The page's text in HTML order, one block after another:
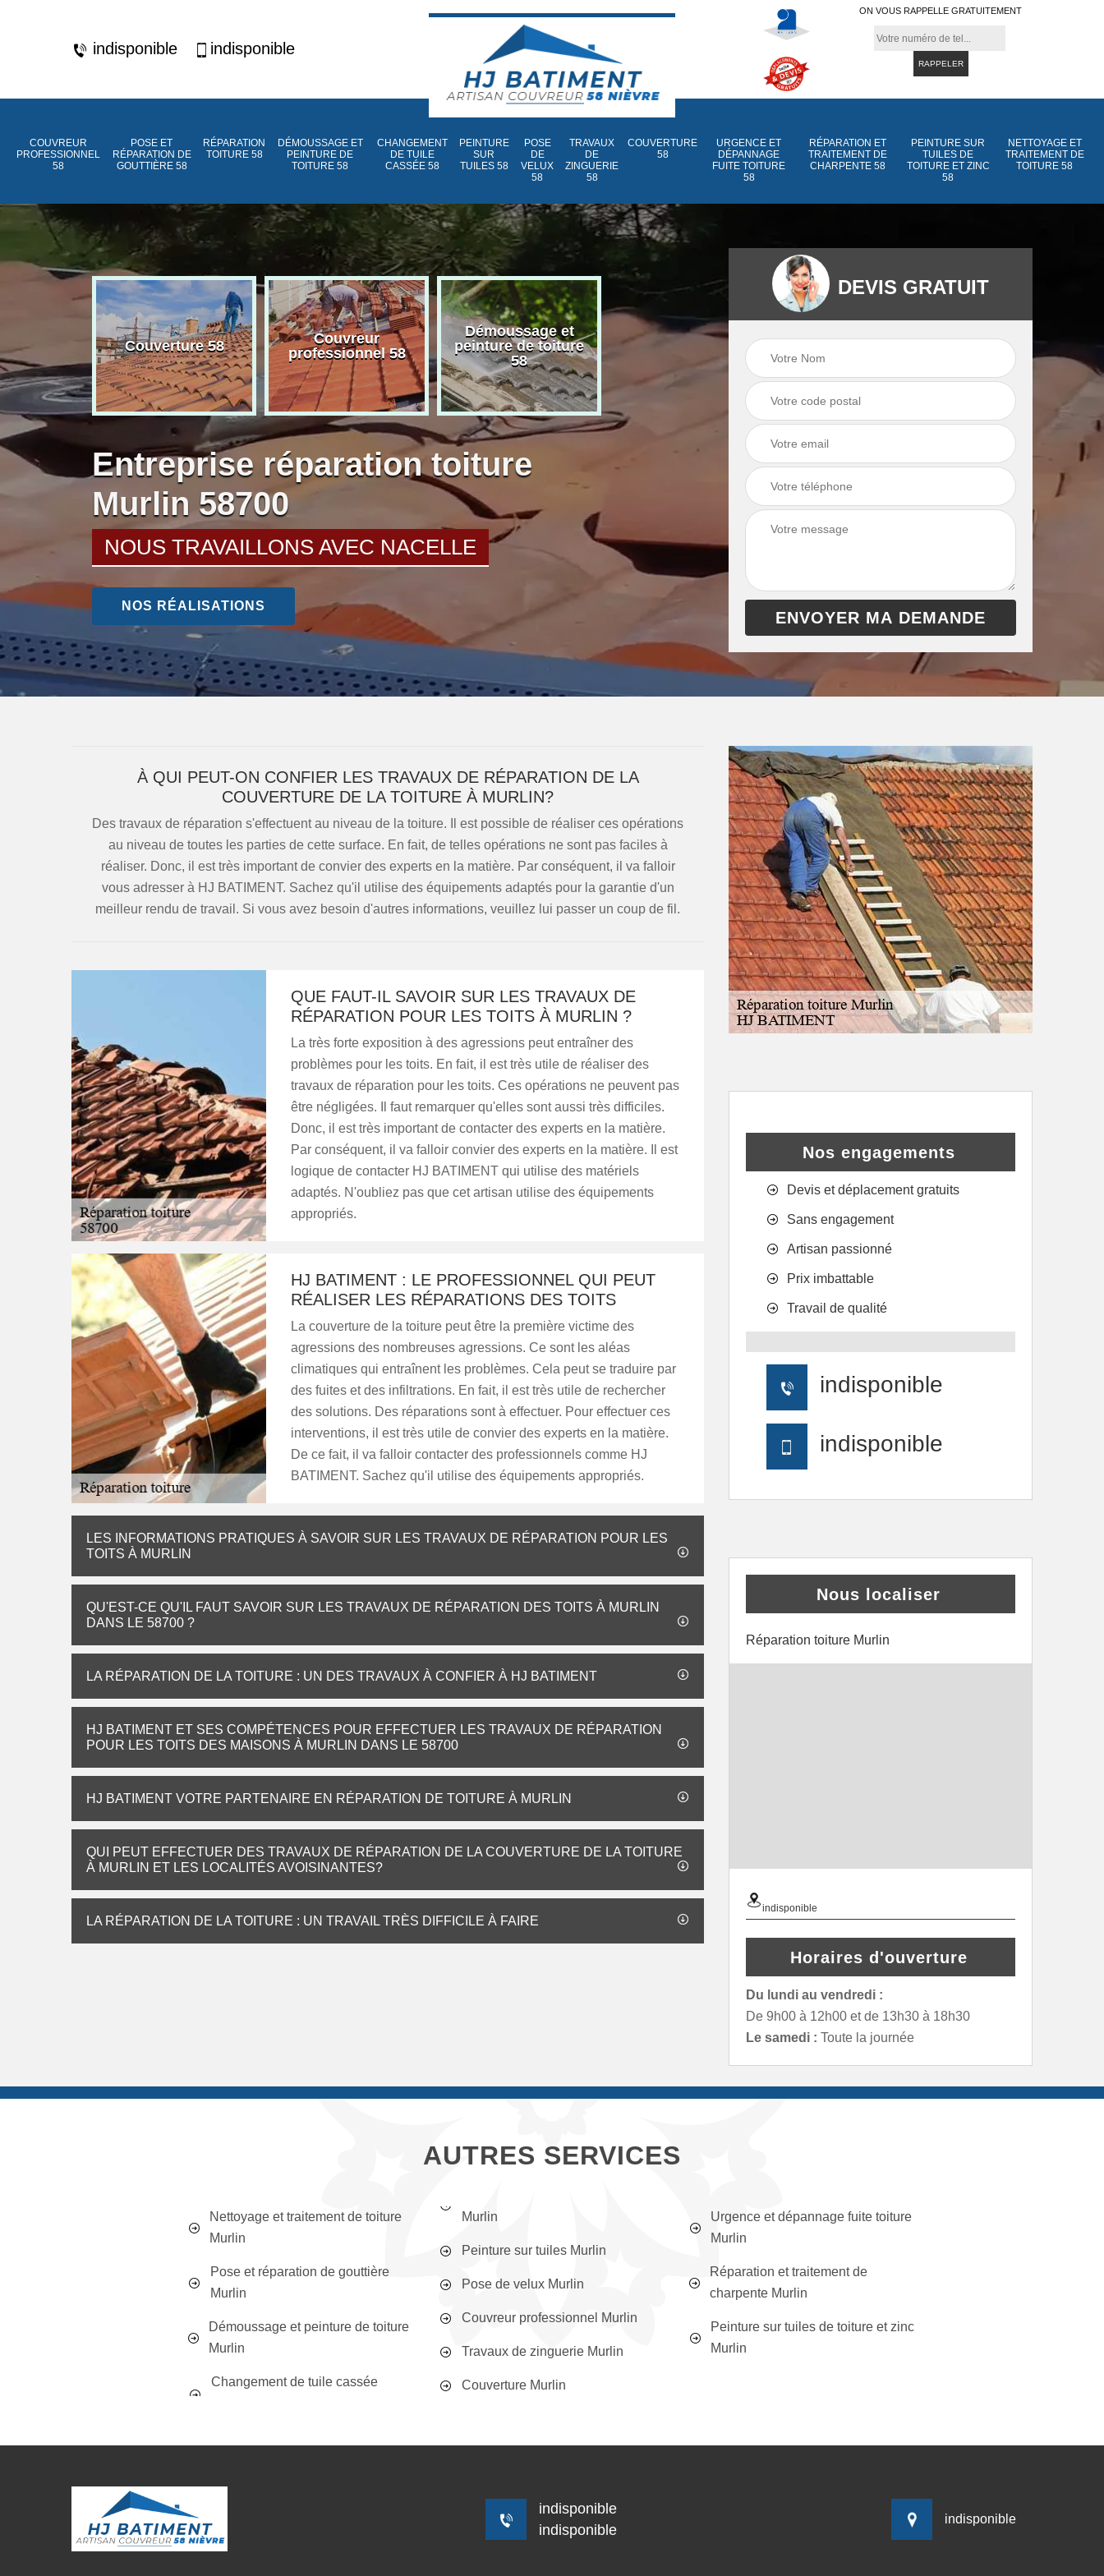
indisponible indisponible
ON VOUS RAPPELLE GRATUITEMENT
COUVREUR
PROFESSIONNEL
58
POSE ET
RÉPARATION DE
GOUTTIÈRE 58
RÉPARATION
TOITURE 58
DÉMOUSSAGE ET
PEINTURE DE
TOITURE 58
CHANGEMENT
DE TUILE
CASSÉE 58
PEINTURE
SUR
TUILES 58
POSE
DE
VELUX
58
TRAVAUX
DE
ZINGUERIE
58
COUVERTURE
58
URGENCE ET
DÉPANNAGE
FUITE TOITURE
58
RÉPARATION ET
TRAITEMENT DE
CHARPENTE 58
PEINTURE SUR
TUILES DE
TOITURE ET ZINC
58
NETTOYAGE ET
TRAITEMENT DE
TOITURE 58
58
Couverture 58
Couvreur
professionnel 58
Démoussage et
peinture de toiture
58
Nettoyage et
traitement de
toiture 58
Peinture sur tuiles
Peinture sur tuiles
de toiture et zinc
Entreprise réparation toiture
Murlin 58700
NOUS TRAVAILLONS AVEC NACELLE
NOS RÉALISATIONS
DEVIS GRATUIT
À QUI PEUT-ON CONFIER LES TRAVAUX DE RÉPARATION DE LA
COUVERTURE DE LA TOITURE À MURLIN?
Des travaux de réparation s'effectuent au niveau de la toiture. Il est possible de réaliser ces opérations
au niveau de toutes les parties de cette surface. En fait, de telles opérations ne sont pas faciles à
réaliser. Donc, il est très important de convier des experts en la matière. Par conséquent, il va falloir
vous adresser à HJ BATIMENT. Sachez qu'il utilise des équipements adaptés pour la garantie d'un
meilleur rendu de travail. Si vous avez besoin d'autres informations, veuillez lui passer un coup de fil.
QUE FAUT-IL SAVOIR SUR LES TRAVAUX DE
RÉPARATION POUR LES TOITS À MURLIN ?
La très forte exposition à des agressions peut entraîner des
problèmes pour les toits. En fait, il est très utile de réaliser des
travaux de réparation pour les toits. Ces opérations ne peuvent pas
être négligées. Il faut remarquer qu'elles sont aussi très difficiles.
Donc, il est très important de contacter des experts en la matière.
Par conséquent, il va falloir convier des experts en la matière. Il est
logique de contacter HJ BATIMENT qui utilise des matériels
adaptés. N'oubliez pas que cet artisan utilise des équipements
appropriés.
HJ BATIMENT : LE PROFESSIONNEL QUI PEUT
RÉALISER LES RÉPARATIONS DES TOITS
La couverture de la toiture peut être la première victime des
agressions des nombreuses agressions. Ce sont les aléas
climatiques qui entraînent les problèmes. Cela peut se traduire par
des fuites et des infiltrations. En fait, il est très utile de rechercher
des solutions. Des réparations sont à effectuer. Pour effectuer ces
interventions, il est très utile de convier des experts en la matière.
De ce fait, il va falloir contacter des professionnels comme HJ
BATIMENT. Sachez qu'il utilise des équipements appropriés.
LES INFORMATIONS PRATIQUES À SAVOIR SUR LES TRAVAUX DE RÉPARATION POUR LES
TOITS À MURLIN
QU'EST-CE QU'IL FAUT SAVOIR SUR LES TRAVAUX DE RÉPARATION DES TOITS À MURLIN
DANS LE 58700 ?
LA RÉPARATION DE LA TOITURE : UN DES TRAVAUX À CONFIER À HJ BATIMENT
HJ BATIMENT ET SES COMPÉTENCES POUR EFFECTUER LES TRAVAUX DE RÉPARATION
POUR LES TOITS DES MAISONS À MURLIN DANS LE 58700
HJ BATIMENT VOTRE PARTENAIRE EN RÉPARATION DE TOITURE À MURLIN
QUI PEUT EFFECTUER DES TRAVAUX DE RÉPARATION DE LA COUVERTURE DE LA TOITURE
À MURLIN ET LES LOCALITÉS AVOISINANTES?
LA RÉPARATION DE LA TOITURE : UN TRAVAIL TRÈS DIFFICILE À FAIRE
Nos engagements
Devis et déplacement gratuits
Sans engagement
Artisan passionné
Prix imbattable
Travail de qualité
indisponible
indisponible
Nous localiser
Réparation toiture Murlin
indisponible
Horaires d'ouverture
Du lundi au vendredi :
De 9h00 à 12h00 et de 13h30 à 18h30
Le samedi : Toute la journée
AUTRES SERVICES
Nettoyage et traitement de toiture
Murlin
Pose et réparation de gouttière
Murlin
Démoussage et peinture de toiture
Murlin
Changement de tuile cassée
Murlin
Peinture sur tuiles Murlin
Pose de velux Murlin
Couvreur professionnel Murlin
Travaux de zinguerie Murlin
Couverture Murlin
Urgence et dépannage fuite toiture
Murlin
Réparation et traitement de
charpente Murlin
Peinture sur tuiles de toiture et zinc
Murlin
indisponible
indisponible
indisponible